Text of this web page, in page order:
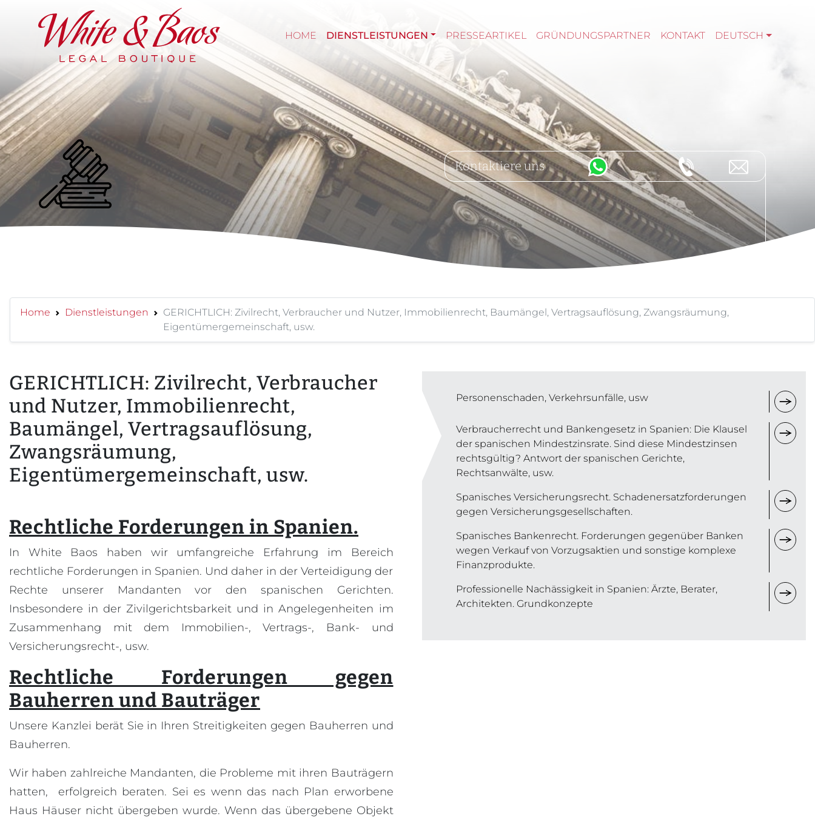
Main Navigation HOME DIENSTLEISTUNGEN PRESSEARTIKEL GRÜNDUNGSPARTNER KONTAKT DEUTSCH
Kontaktiere uns
Home Dienstleistungen
GERICHTLICH: Zivilrecht, Verbraucher und Nutzer, Immobilienrecht, Baumängel, Vertragsauflösung, Zwangsräumung,
Eigentümergemeinschaft, usw.
GERICHTLICH: Zivilrecht, Verbraucher
und Nutzer, Immobilienrecht,
Baumängel, Vertragsauflösung,
Zwangsräumung,
Eigentümergemeinschaft, usw.
Rechtliche Forderungen in Spanien.
In White Baos haben wir umfangreiche Erfahrung im Bereich
rechtliche Forderungen in Spanien. Und daher in der Verteidigung der
Rechte unserer Mandanten vor den spanischen Gerichten.
Insbesondere in der Zivilgerichtsbarkeit und in Angelegenheiten im
Zusammenhang mit dem Immobilien-, Vertrags-, Bank- und
Versicherungsrecht-, usw.
Rechtliche Forderungen gegen
Bauherren und Bauträger
Unsere Kanzlei berät Sie in Ihren Streitigkeiten gegen Bauherren und
Bauherren.
Wir haben zahlreiche Mandanten, die Probleme mit ihren Bauträgern
hatten, erfolgreich beraten. Sei es wenn das nach Plan erworbene
Haus Häuser nicht übergeben wurde. Wenn das übergebene Objekt
Personenschaden, Verkehrsunfälle, usw
Verbraucherrecht und Bankengesetz in Spanien: Die Klausel
der spanischen Mindestzinsrate. Sind diese Mindestzinsen
rechtsgültig? Antwort der spanischen Gerichte,
Rechtsanwälte, usw.
Spanisches Versicherungsrecht. Schadenersatzforderungen
gegen Versicherungsgesellschaften.
Spanisches Bankenrecht. Forderungen gegenüber Banken
wegen Verkauf von Vorzugsaktien und sonstige komplexe
Finanzprodukte.
Professionelle Nachässigkeit in Spanien: Ärzte, Berater,
Architekten. Grundkonzepte